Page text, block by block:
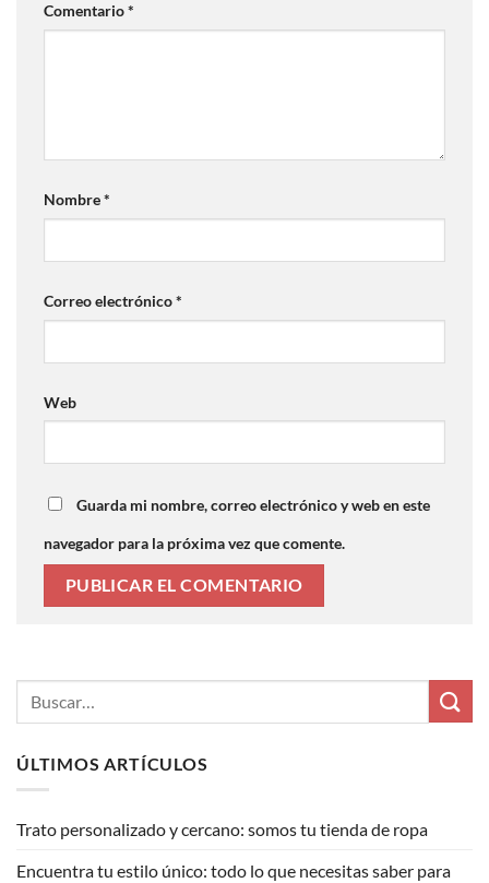
Comentario*
Nombre*
Correo electrónico*
Web
Guarda mi nombre, correo electrónico y web en este
navegador para la próxima vez que comente.
ÚLTIMOS ARTÍCULOS
Trato personalizado y cercano: somos tu tienda de ropa
Encuentra tu estilo único: todo lo que necesitas saber para